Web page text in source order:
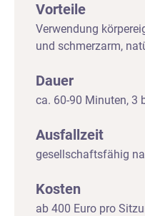
Vorteile
Verwendung
und schmerzarm,
Dauer
ca. 60-90 Minuten, 3
Ausfallzeit
gesellschaftsfähig
Kosten
ab 400 Euro pro